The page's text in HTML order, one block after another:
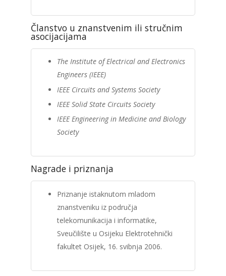
Članstvo u znanstvenim ili stručnim
asocijacijama
The Institute of Electrical and Electronics
Engineers (IEEE)
IEEE Circuits and Systems Society
IEEE Solid State Circuits Society
IEEE Engineering in Medicine and Biology
Society
Nagrade i priznanja
Priznanje istaknutom mladom
znanstveniku iz područja
telekomunikacija i informatike,
Sveučilište u Osijeku Elektrotehnički
fakultet Osijek, 16. svibnja 2006.